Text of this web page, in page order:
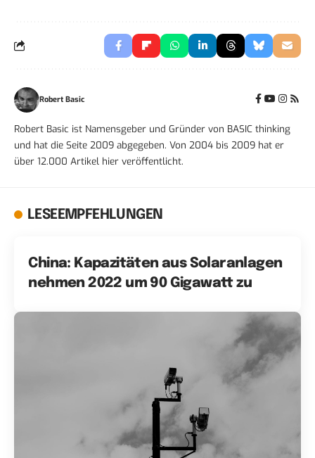
Robert Basic
Robert Basic ist Namensgeber und Gründer von BASIC thinking
und hat die Seite 2009 abgegeben. Von 2004 bis 2009 hat er
über 12.000 Artikel hier veröffentlicht.
LESEEMPFEHLUNGEN
China: Kapazitäten aus Solaranlagen
nehmen 2022 um 90 Gigawatt zu